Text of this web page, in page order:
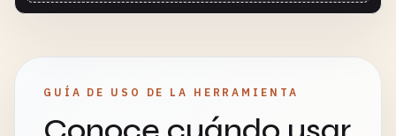
GUÍA DE USO DE LA HERRAMIENTA